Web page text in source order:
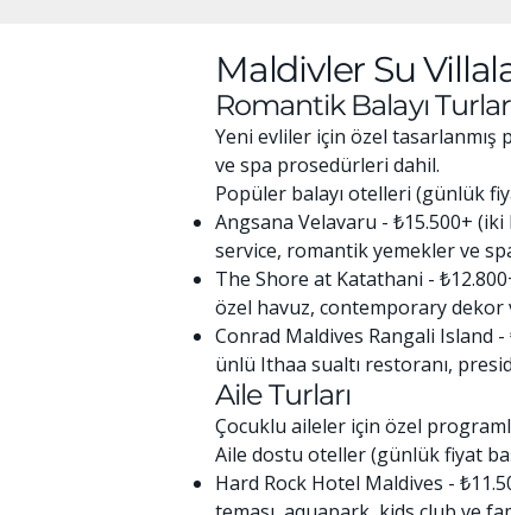
Maldivler Su
Romantik Balayı
Yeni evliler için özel tasarlanmış
ve spa prosedürleri dahil.
Popüler balayı otelleri (günlük
Angsana Velavaru - ₺15.500+
service, romantik yemekler ve
The Shore at Katathani -
özel havuz, contemporary dekor
Conrad Maldives Rangali Island
ünlü Ithaa sualtı restoranı,
Aile Turları
Çocuklu aileler için özel
Aile dostu oteller (günlük fiyat
Hard Rock Hotel Maldives -